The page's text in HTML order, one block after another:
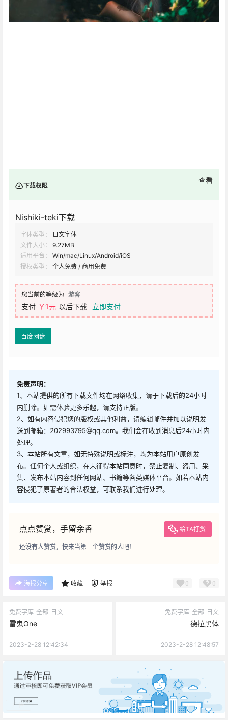
下载权限
查看
Nishiki-teki下载
字体类型：
日文字体
文件大小：
9.27MB
适用平台：
Win/mac/Linux/Android/iOS
授权类型：
个人免费 / 商用免费
您当前的等级为 游客
支付 ￥1元 以后下载 立即支付
百度网盘
免责声明：
1、本站提供的所有下载文件均在网络收集，请于下载后的24小时
内删除。如需体验更多乐趣，请支持正版。
2、如有内容侵犯您的版权或其他利益，请编辑邮件并加以说明发
送到邮箱：202993795@qq.com。我们会在收到消息后24小时内
处理。
3、本站所有文章，如无特殊说明或标注，均为本站用户原创发
布。任何个人或组织，在未征得本站同意时，禁止复制、盗用、采
集、发布本站内容到任何网站、书籍等各类媒体平台。如若本站内
容侵犯了原著者的合法权益，可联系我们进行处理。
点点赞赏，手留余香 给TA打赏
还没有人赞赏，快来当第一个赞赏的人吧！
海报分享 收藏 举报 0 0
免费字库 全部 日文
雷鬼One
2023-2-28 12:42:34
免费字库 全部 日文
德拉黑体
2023-2-28 12:48:57
广告